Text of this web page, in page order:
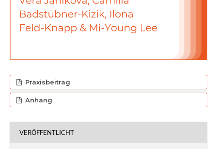
Praxisbeitrag
Anhang
VERÖFFENTLICHT